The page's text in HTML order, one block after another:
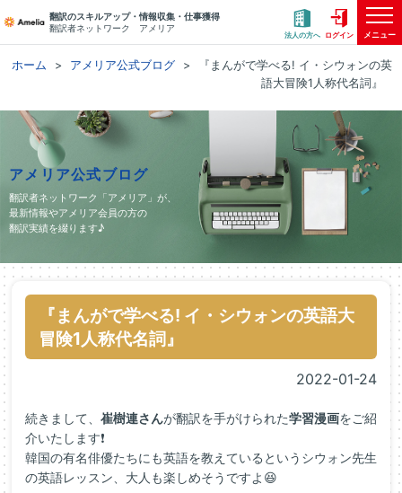
翻訳のスキルアップ・情報収集・仕事獲得
翻訳者ネットワーク アメリア
法人の方へ ログイン メニュー
ホーム アメリア公式ブログ
『まんがで学べる! イ・シウォンの英
語大冒険1人称代名詞』
アメリア公式ブログ
翻訳者ネットワーク「アメリア」が、
最新情報やアメリア会員の方の
翻訳実績を綴ります♪
『まんがで学べる! イ・シウォンの英語大
冒険1人称代名詞』
2022-01-24
続きまして、 崔樹連さんが翻訳を手がけられた学習漫画をご紹
介いたします❗
韓国の有名俳優たちにも英語を教えているというシウォン先生
の英語レッスン、大人も楽しめそうですよ😆